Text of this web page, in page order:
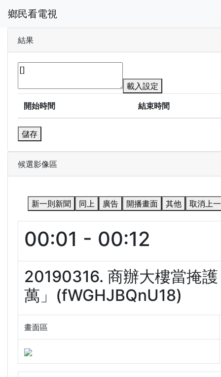
鄉民看電視
結果
載入設定
開始時間
結束時間
儲存
候選影像區
新一則新聞 同上 廣告 開播畫面 其他 取消上
00:01 - 00:12
20190316. 商辦大樓當掩
萬」(fWGHJBQnU18)
畫面區